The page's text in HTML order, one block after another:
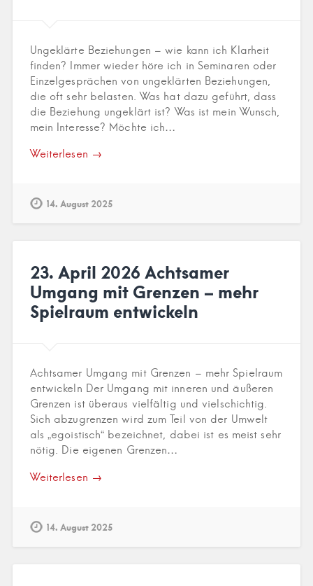
Ungeklärte Beziehungen – wie kann ich Klarheit
finden? Immer wieder höre ich in Seminaren oder
Einzelgesprächen von ungeklärten Beziehungen,
die oft sehr belasten. Was hat dazu geführt, dass
die Beziehung ungeklärt ist? Was ist mein Wunsch,
mein Interesse? Möchte ich…
Weiterlesen →
14. August 2025
23. April 2026 Achtsamer
Umgang mit Grenzen – mehr
Spielraum entwickeln
Achtsamer Umgang mit Grenzen – mehr Spielraum
entwickeln Der Umgang mit inneren und äußeren
Grenzen ist überaus vielfältig und vielschichtig.
Sich abzugrenzen wird zum Teil von der Umwelt
als „egoistisch“ bezeichnet, dabei ist es meist sehr
nötig. Die eigenen Grenzen…
Weiterlesen →
14. August 2025